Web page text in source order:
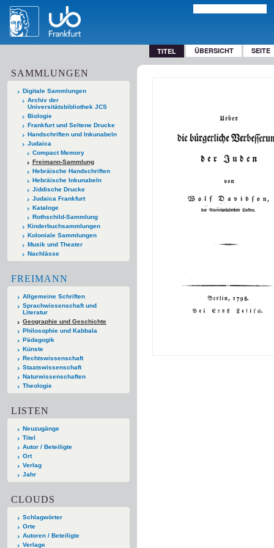
TITEL ÜBERSICHT SEITE
SAMMLUNGEN
Digitale Sammlungen
Archiv der
Universitätsbibliothek JCS
Biologie
Frankfurt und Seltene Drucke
Handschriften und Inkunabeln
Judaica
Compact Memory
Freimann-Sammlung
Hebräische Handschriften
Hebräische Inkunabeln
Jiddische Drucke
Judaica Frankfurt
Kataloge
Rothschild-Sammlung
Kinderbuchsammlungen
Koloniale Sammlungen
Musik und Theater
Nachlässe
FREIMANN
Allgemeine Schriften
Sprachwissenschaft und
Literatur
Geographie und Geschichte
Philosophie und Kabbala
Pädagogik
Künste
Rechtswissenschaft
Staatswissenschaft
Naturwissenschaften
Theologie
LISTEN
Neuzugänge
Titel
Autor / Beteiligte
Ort
Verlag
Jahr
CLOUDS
Schlagwörter
Orte
Autoren / Beteiligte
Verlage